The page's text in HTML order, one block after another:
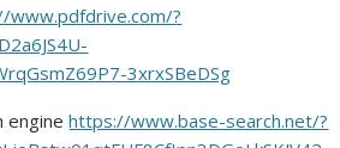
www.pdfdrive.com/?
3xrxSBeDSg
enginehttps://www.base-search.net/?